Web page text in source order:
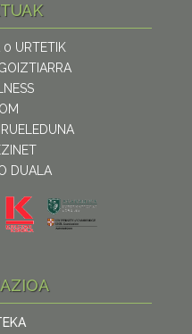
URTETIK
DUALA